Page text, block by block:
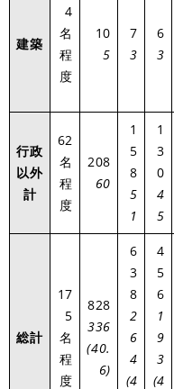
建築
4
名
程
度
10
5
7
3
6
3
行政
以外
計
62
名
程
度
208
60
1
5
8
5
1
1
3
0
4
5
総計
17
5
名
程
度
828
336
(40.
6)
6
3
8
2
6
4
(4
4
5
6
1
9
3
(4